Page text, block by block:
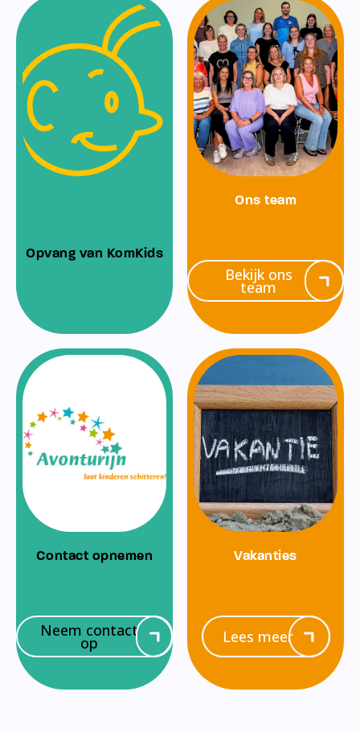
Opvang van KomKids
Ons team
Bekijk ons
team
Contact opnemen
Neem contact
op
Vakanties
Lees meer